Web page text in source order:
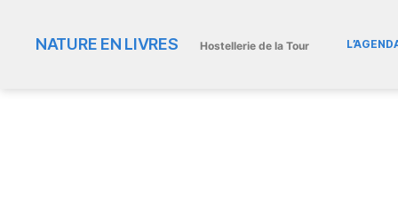
NATURE EN LIVRES Hostellerie de la Tour